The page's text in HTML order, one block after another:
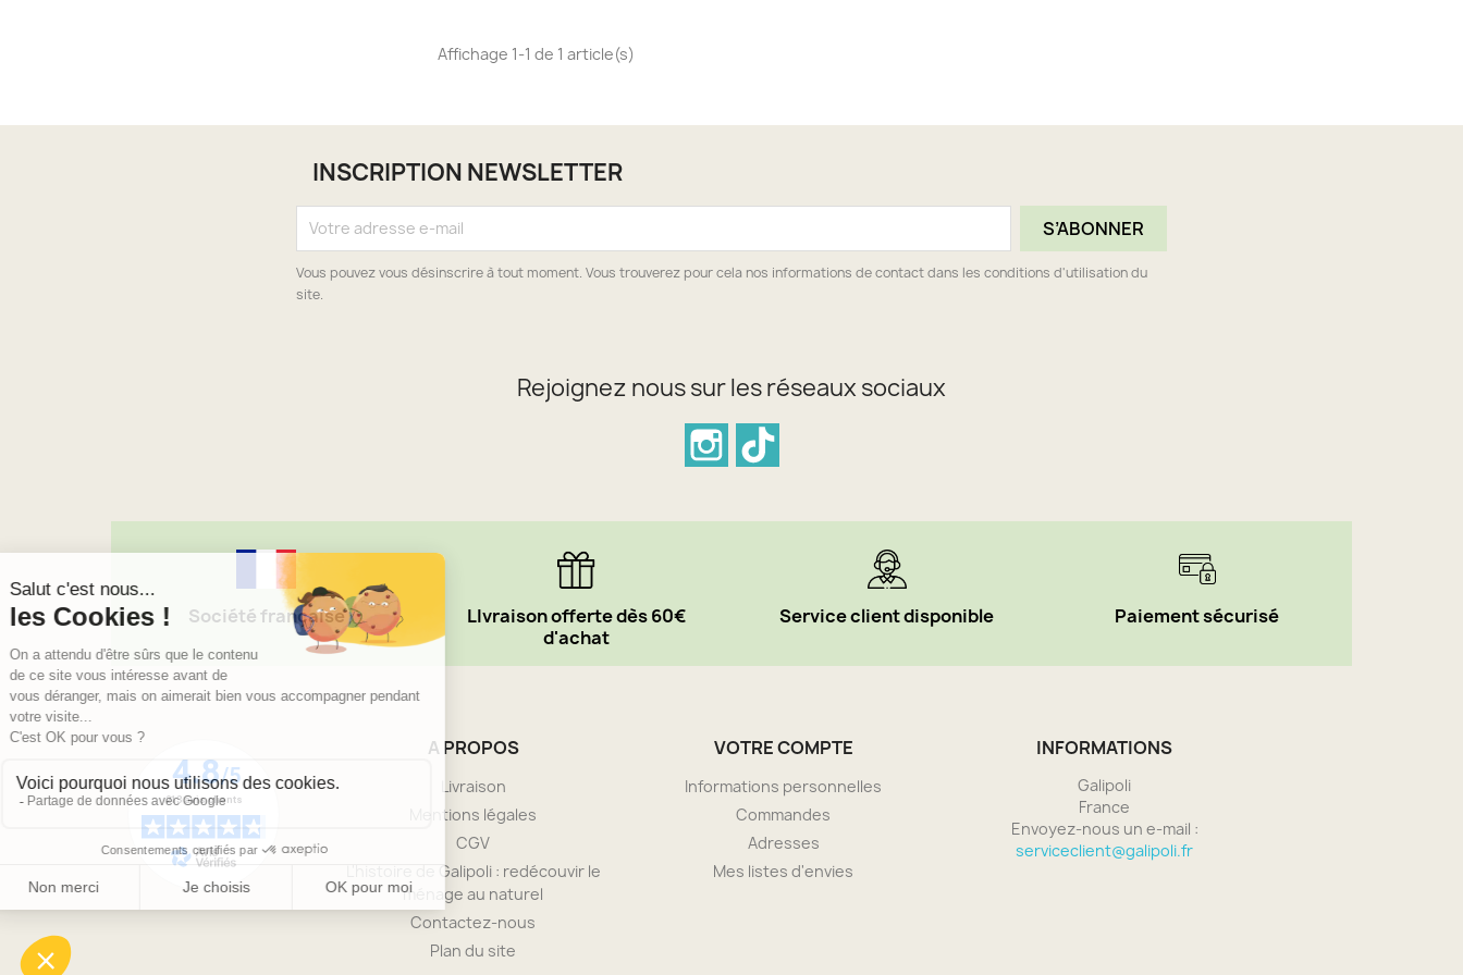
Affichage 1-1 de 1 article(s)
INSCRIPTION NEWSLETTER
Vous pouvez vous désinscrire à tout moment. Vous trouverez pour cela nos informations de contact dans les conditions d'utilisation du
site.
Rejoignez nous sur les réseaux sociaux
Instagram
Société française
LIvraison offerte dès 60€
d'achat
Service client disponible Paiement sécurisé
A PROPOS
Livraison
Mentions légales
CGV
L'histoire de Galipoli : redécouvir le
ménage au naturel
Contactez-nous
Plan du site
VOTRE COMPTE
Informations personnelles
Commandes
Adresses
Mes listes d'envies
INFORMATIONS
Galipoli
France
Envoyez-nous un e-mail :
serviceclient@galipoli.fr